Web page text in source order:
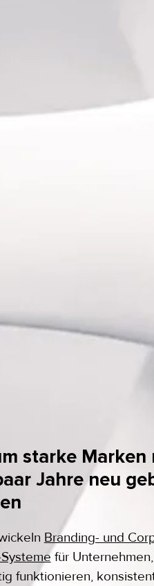
starke Marken
Jahre neu
Branding- und
für
funktionieren,